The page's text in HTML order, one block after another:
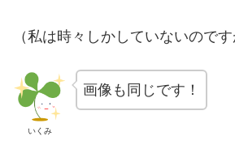
（私は時々しかしていないので
いくみ
画像も同じです！